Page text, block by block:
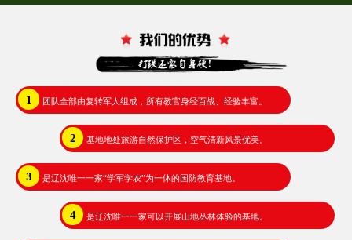
1 团队全部由复转军人组成，所有教官身经百战、经验丰富。
2 基地地处旅游自然保护区，空气清新风景优美。
3 是辽沈唯一一家“学军学农”为一体的国防教育基地。
4 是辽沈唯一一家可以开展山地丛林体验的基地。